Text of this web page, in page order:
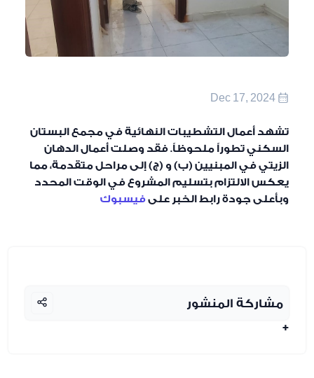
تشهد أعمال التشطيبات النهائية في مجمع البستان
السكني تطوراً ملحوظاً. فقد وصلت أعمال الدهان
الزيتي في المبنيين (ب) و (ج) إلى مراحل متقدمة، مما
يعكس الالتزام بتسليم المشروع في الوقت المحدد
وبأعلى جودة رابط الخبر علىفيسبوك
مشاركة المنشور
+